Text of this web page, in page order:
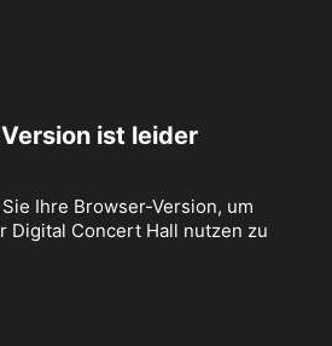
ist leider
Ihre Browser-Version, um
Digital Concert Hall nutzen zu